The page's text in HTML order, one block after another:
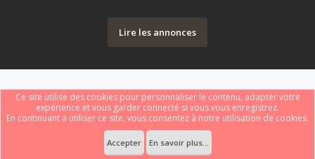
Lire les annonces
Forum software by XenForo® Le forum est hébergé par
Some XenForo functionality crafted by
Ce site utilise des cookies pour personnaliser le contenu, adapter votre
expérience et vous garder connecté si vous vous enregistrez.
En continuant à utiliser ce site, vous consentez à notre utilisation de cookies.
Accepter En savoir plus...